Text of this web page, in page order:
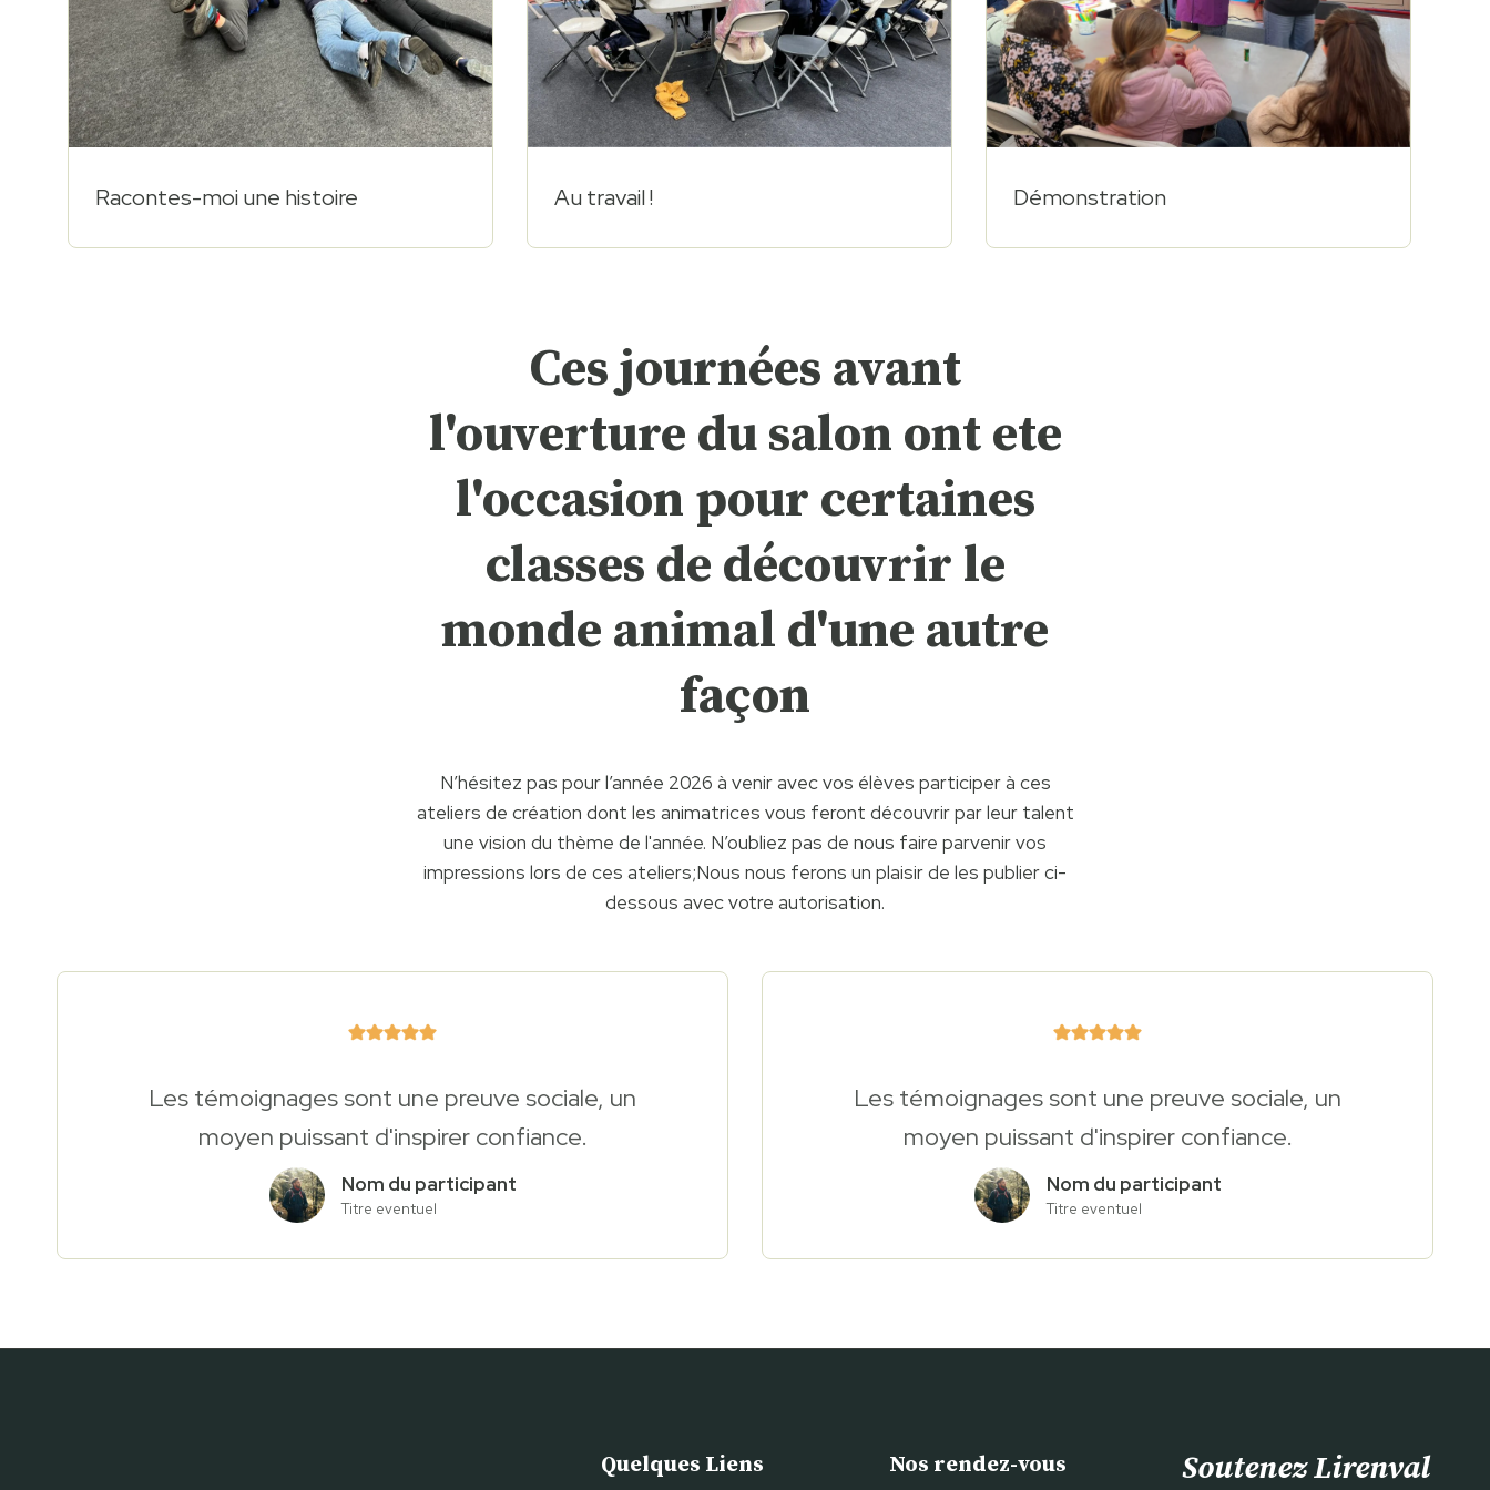
Racontes-moi une histoire Au travail ! Démonstration
Ces journées avant
l'ouverture du salon ont ete
l'occasion pour certaines
classes de découvrir le
monde animal d'une autre
façon
N’hésitez pas pour l’année 2026 à venir avec vos élèves participer à ces
ateliers de création dont les animatrices vous feront découvrir par leur talent
une vision du thème de l'année. N’oubliez pas de nous faire parvenir vos
impressions lors de ces ateliers;Nous nous ferons un plaisir de les publier ci-
dessous avec votre autorisation.
Les témoignages sont une preuve sociale, un
moyen puissant d'inspirer confiance.
Nom du participant
Titre eventuel
Les témoignages sont une preuve sociale, un
moyen puissant d'inspirer confiance.
Nom du participant
Titre eventuel
Quelques Liens Nos rendez-vous Soutenez Lirenval